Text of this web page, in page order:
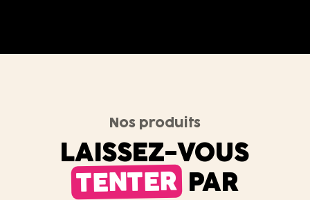
Nos produits
LAISSEZ-VOUS
TENTERPAR